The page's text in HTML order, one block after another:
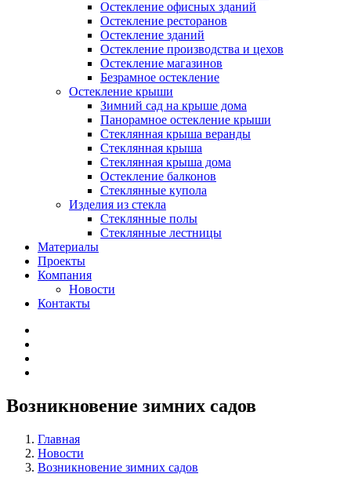
Остекление офисных зданий
Остекление ресторанов
Остекление зданий
Остекление производства и цехов
Остекление магазинов
Безрамное остекление
Остекление крыши
Зимний сад на крыше дома
Панорамное остекление крыши
Стеклянная крыша веранды
Стеклянная крыша
Стеклянная крыша дома
Остекление балконов
Стеклянные купола
Изделия из стекла
Стеклянные полы
Стеклянные лестницы
Материалы
Проекты
Компания
Новости
Контакты
Возникновение зимних садов
Главная
Новости
Возникновение зимних садов